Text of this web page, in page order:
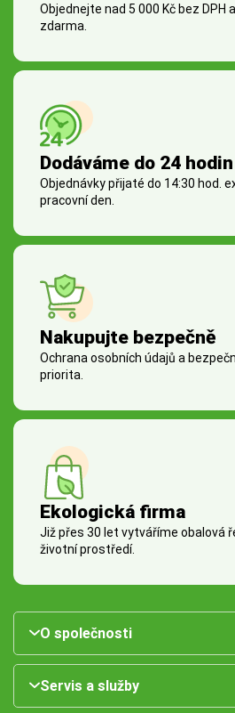
Objednejte nad 5 000 Kč bez DPH
zdarma.
Dodáváme do 24 hodin
Objednávky přijaté do 14:30 hod.
pracovní den.
Nakupujte bezpečně
Ochrana osobních údajů a
priorita.
Ekologická firma
Již přes 30 let vytváříme obalová
životní prostředí.
O společnosti
Servis a služby